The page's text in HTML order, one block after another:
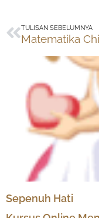
Prev
TULISAN SEBELUMNYA
Sepenuh Hati